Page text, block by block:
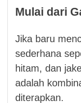
Mulai dari
Jika baru
sederhana
hitam, dan
adalah
diterapkan.